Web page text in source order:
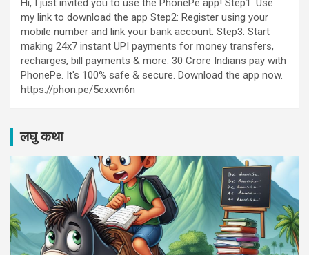
Hi, I just invited you to use the PhonePe app! Step1: Use
my link to download the app Step2: Register using your
mobile number and link your bank account. Step3: Start
making 24x7 instant UPI payments for money transfers,
recharges, bill payments & more. 30 Crore Indians pay with
PhonePe. It's 100% safe & secure. Download the app now.
https://phon.pe/5exxvn6n
लघु कथा